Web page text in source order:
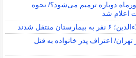
دوباره ترمیم می‌شود؟/ نحوه
اعلام شد
منتقل شدند
۴۵ ساله در تهران/ اعتراف پدر خانواده به قتل